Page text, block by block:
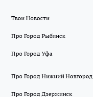
Твои Новости
Про Город Рыбинск
Про Город Уфа
Про Город Нижний Новгород
Про Город Дзержинск